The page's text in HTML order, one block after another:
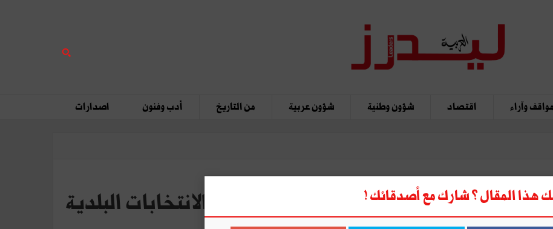
مواقف وآراء اقتصاد شؤون وطنية شؤون عربية من التاريخ أدب وفنون اصدارات
البلدية
هذا المقال ؟ شارك مع أصدقائك !